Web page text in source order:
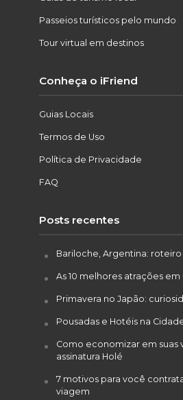
Passeios turísticos pelo mundo
Tour virtual em destinos
Conheça o iFriend
Guias Locais
Termos de Uso
Política de Privacidade
FAQ
Posts recentes
Bariloche, Argentina: roteiro
As 10 melhores atrações em
Primavera no Japão:
Pousadas e Hotéis na
Como economizar em suas
assinatura Holé
7 motivos para você
viagem